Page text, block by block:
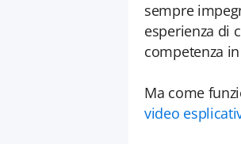
sempre
esperienza di
competenza
Ma come
video